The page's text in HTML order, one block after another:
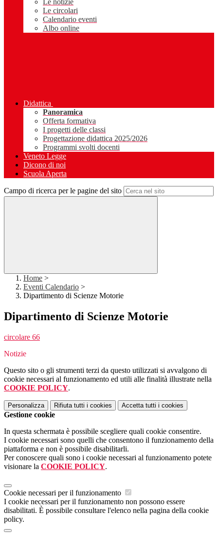
Le notizie
Le circolari
Calendario eventi
Albo online
Didattica
Panoramica
Offerta formativa
I progetti delle classi
Progettazione didattica 2025/2026
Programmi svolti docenti
Veneto Legge
Dicono di noi
Scuola Aperta
Campo di ricerca per le pagine del sito
Home >
Eventi Calendario >
Dipartimento di Scienze Motorie
Dipartimento di Scienze Motorie
circolare 66
Notizie
Questo sito o gli strumenti terzi da questo utilizzati si avvalgono di
cookie necessari al funzionamento ed utili alle finalità illustrate nella
COOKIE POLICY.
Personalizza Rifiuta tutti i cookies Accetta tutti i cookies
Gestione cookie
In questa schermata è possibile scegliere quali cookie consentire.
I cookie necessari sono quelli che consentono il funzionamento della
piattaforma e non è possibile disabilitarli.
Per conoscere quali sono i cookie necessari al funzionamento potete
visionare la COOKIE POLICY.
Cookie necessari per il funzionamento
I cookie necessari per il funzionamento non possono essere
disabilitati. È possibile consultare l'elenco nella pagina della cookie
policy.